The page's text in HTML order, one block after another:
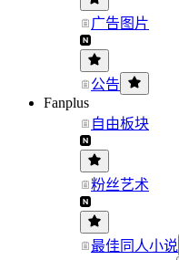
广告图片
公告
Fanplus
自由板块
粉丝艺术
最佳同人小说